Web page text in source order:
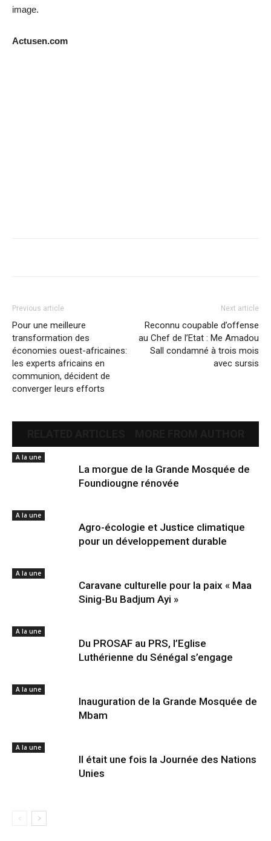
image.
Actusen.com
Previous article
Pour une meilleure
transformation des
économies ouest-africaines:
les experts africains en
communion, décident de
converger leurs efforts
Next article
Reconnu coupable d’offense
au Chef de l’Etat : Me Amadou
Sall condamné à trois mois
avec sursis
A la une
La morgue de la Grande Mosquée de
Foundiougne rénovée
A la une
Agro-écologie et Justice climatique
pour un développement durable
A la une
Caravane culturelle pour la paix « Maa
Sinig-Bu Badjum Ayi »
A la une
Du PROSAF au PRS, l’Eglise
Luthérienne du Sénégal s’engage
A la une
Inauguration de la Grande Mosquée de
Mbam
A la une
Il était une fois la Journée des Nations
Unies